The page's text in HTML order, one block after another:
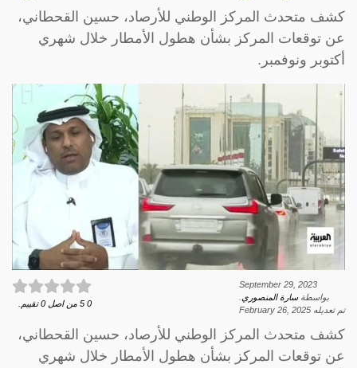
كشف متحدث المركز الوطني للأرصاد، حسين القحطاني،
عن توقعات المركز بشأن هطول الأمطار خلال شهري
أكتوبر ونوفمبر.
September 29, 2023
بواسطةسارة المنصوري
تم تعديله February 26, 2025
0
5 من اصل 0 تقييم.
كشف متحدث المركز الوطني للأرصاد، حسين القحطاني،
عن توقعات المركز بشأن هطول الأمطار خلال شهري